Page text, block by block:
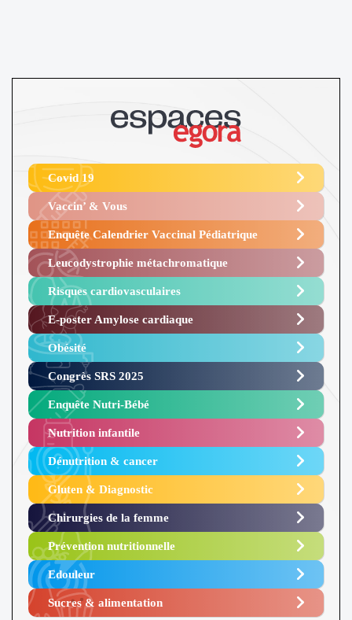
Covid 19
Vaccin’ & Vous
Enquête Calendrier Vaccinal Pédiatrique
Leucodystrophie métachromatique
Risques cardiovasculaires
E-poster Amylose cardiaque ​
Obésité ​
Congrès SRS 2025 ​
Enquête Nutri-Bébé ​
Nutrition infantile
Dénutrition & cancer
Gluten & Diagnostic
Chirurgies de la femme
Prévention nutritionnelle
Edouleur​
Sucres & alimentation​